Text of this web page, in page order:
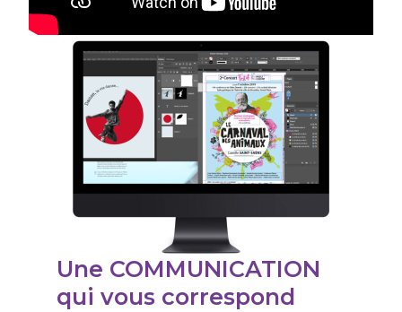
Une COMMUNICATION
qui vous correspond